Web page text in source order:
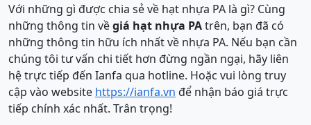
Với những gì được chia sẻ về hạt nhựa PA là gì? Cùng
những thông tin vềgiá hạt nhựa PAtrên, bạn đã có
những thông tin hữu ích nhất về nhựa PA. Nếu bạn cần
chúng tôi tư vấn chi tiết hơn đừng ngần ngại, hãy liên
hệ trực tiếp đến Ianfa qua hotline. Hoặc vui lòng truy
cập vào website https://ianfa.vn để nhận báo giá trực
tiếp chính xác nhất. Trân trọng!